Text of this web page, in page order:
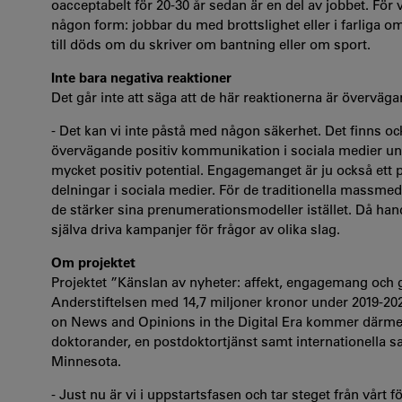
oacceptabelt för 20-30 år sedan är en del av jobbet.
någon form: jobbar du med brottslighet eller i farliga
till döds om du skriver om bantning eller om sport.
Inte bara negativa reaktioner
Det går inte att säga att de här reaktionerna är
- Det kan vi inte påstå med någon säkerhet. Det finns
övervägande positiv kommunikation i sociala medier
mycket positiv potential. Engagemanget är ju också
delningar i sociala medier. För de traditionella
de stärker sina prenumerationsmodeller istället. Då
själva driva kampanjer för frågor av olika slag.
Om projektet
Projektet ”Känslan av nyheter: affekt, engagemang
Anderstiftelsen med 14,7 miljoner kronor under 2019-
on News and Opinions in the Digital Era kommer
doktorander, en postdoktortjänst samt internationella
Minnesota.
- Just nu är vi i uppstartsfasen och tar steget från vårt